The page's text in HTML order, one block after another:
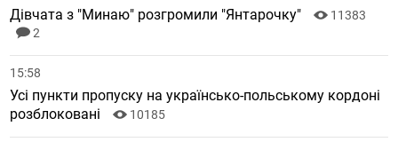
Дівчата з "Минаю" розгромили "Янтарочку"
11383
2
15:58
Усі пункти пропуску на українсько-польському кордоні
розблоковані
10185